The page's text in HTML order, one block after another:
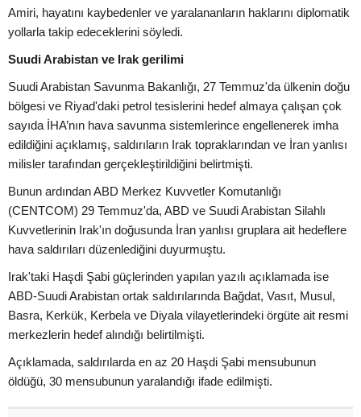
Amiri, hayatını kaybedenler ve yaralananların haklarını diplomatik
yollarla takip edeceklerini söyledi.
Suudi Arabistan ve Irak gerilimi
Suudi Arabistan Savunma Bakanlığı, 27 Temmuz'da ülkenin doğu
bölgesi ve Riyad'daki petrol tesislerini hedef almaya çalışan çok
sayıda İHA’nın hava savunma sistemlerince engellenerek imha
edildiğini açıklamış, saldırıların Irak topraklarından ve İran yanlısı
milisler tarafından gerçekleştirildiğini belirtmişti.
Bunun ardından ABD Merkez Kuvvetler Komutanlığı
(CENTCOM) 29 Temmuz'da, ABD ve Suudi Arabistan Silahlı
Kuvvetlerinin Irak'ın doğusunda İran yanlısı gruplara ait hedeflere
hava saldırıları düzenlediğini duyurmuştu.
Irak'taki Haşdi Şabi güçlerinden yapılan yazılı açıklamada ise
ABD-Suudi Arabistan ortak saldırılarında Bağdat, Vasıt, Musul,
Basra, Kerkük, Kerbela ve Diyala vilayetlerindeki örgüte ait resmi
merkezlerin hedef alındığı belirtilmişti.
Açıklamada, saldırılarda en az 20 Haşdi Şabi mensubunun
öldüğü, 30 mensubunun yaralandığı ifade edilmişti.